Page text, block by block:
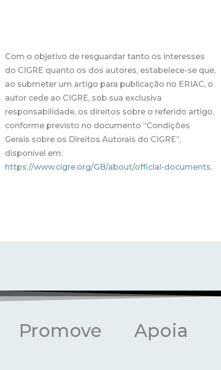
Com o objetivo de resguardar tanto os interesses
do CIGRE quanto os dos autores, estabelece-se que,
ao submeter um artigo para publicação no ERIAC, o
autor cede ao CIGRE, sob sua exclusiva
responsabilidade, os direitos sobre o referido artigo,
conforme previsto no documento “Condições
Gerais sobre os Direitos Autorais do CIGRE”,
disponível em:
https://www.cigre.org/GB/about/official-documents.
Promove Apoia